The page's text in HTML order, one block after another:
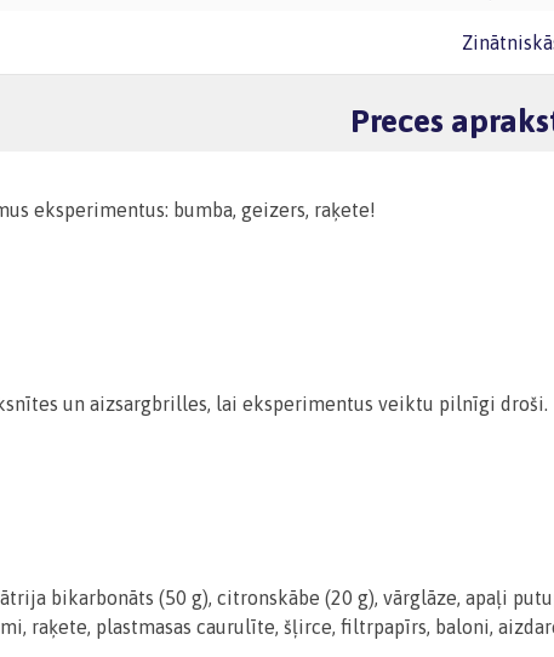
Preces
eksperimentus: bumba, geizers, raķete!
un aizsargbrilles, lai eksperimentus veiktu pilnīgi droši.
bikarbonāts (50 g), citronskābe (20 g), vārglāze, apaļi
raķete, plastmasas caurulīte, šļirce, filtrpapīrs, baloni,